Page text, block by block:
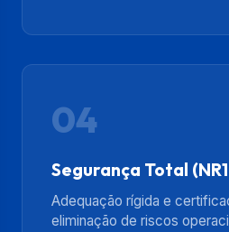
04
Segurança Total
Adequação rígida e
eliminação de riscos